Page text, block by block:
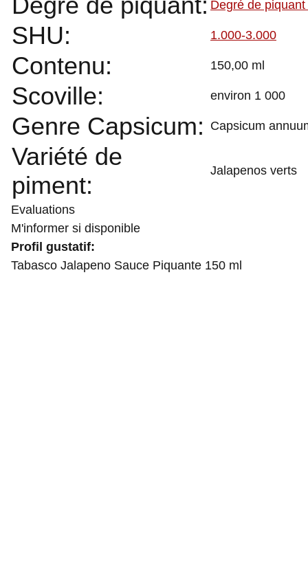
Degré de piquant
SHU: 1.000-3.000
Contenu: 150,00 ml
Scoville: environ 1 000
Genre Capsicum: Capsicum
Variété de
piment:
Jalapenos verts
Evaluations
M'informer si disponible
Profil gustatif:
Tabasco Jalapeno Sauce Piquante 150 ml